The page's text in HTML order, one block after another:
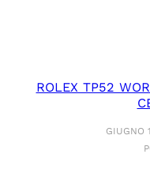
ROLEX TP52
GIUGNO